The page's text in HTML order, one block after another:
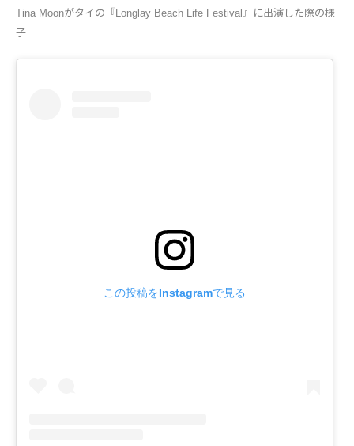
Tina Moonがタイの『Longlay Beach Life Festival』に出演した際の様
子
この投稿をInstagramで見る